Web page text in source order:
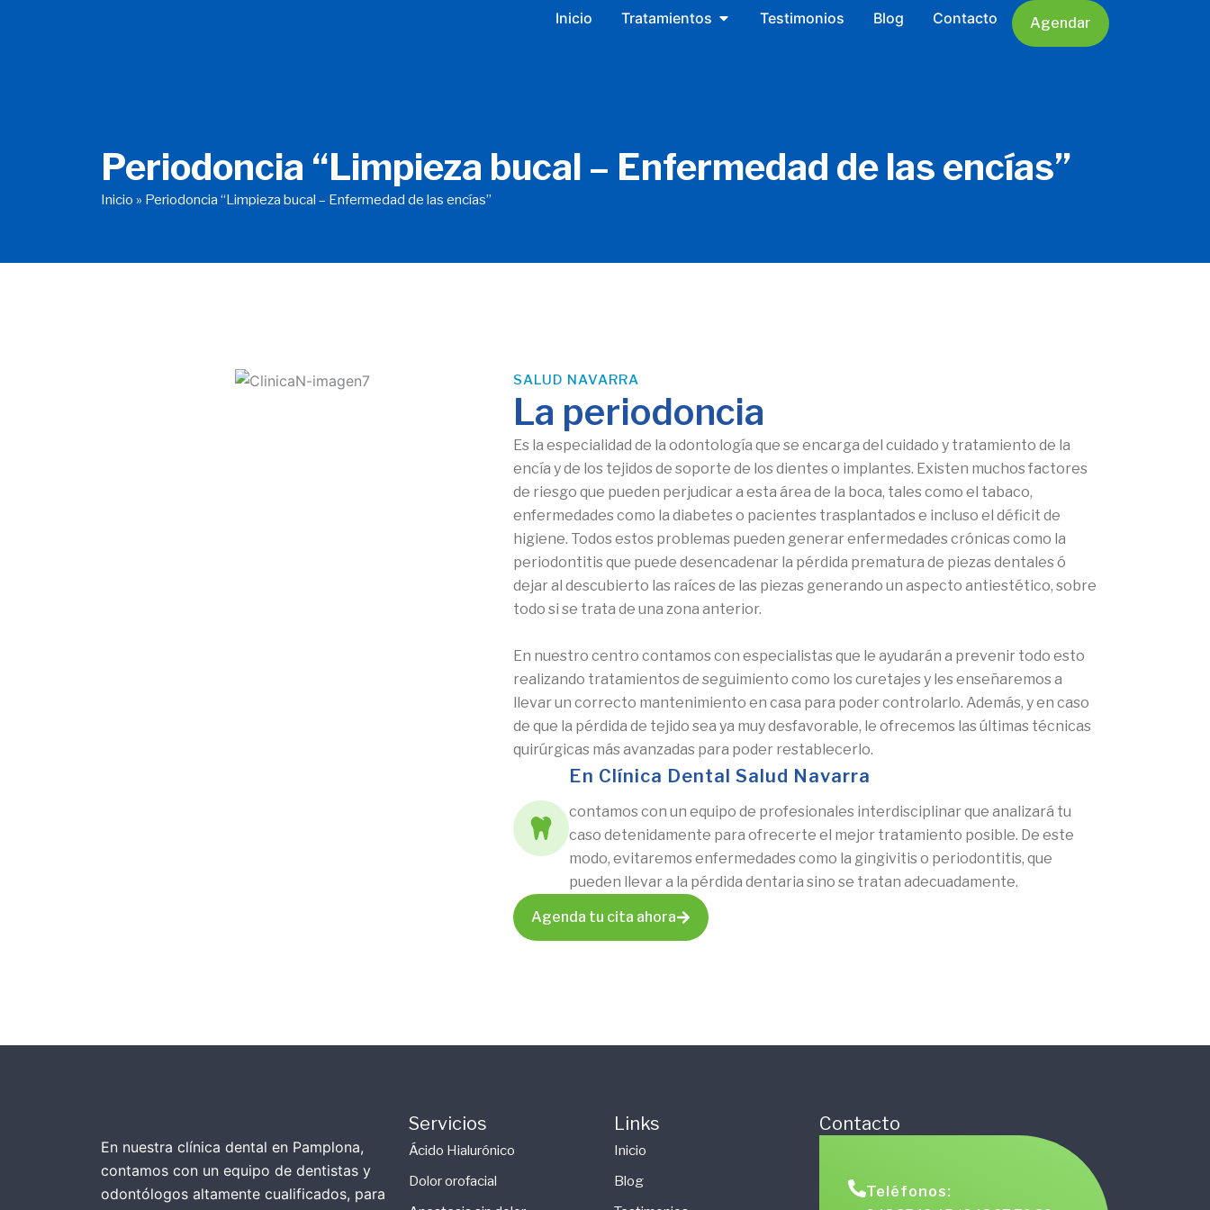
Inicio Tratamientos Open Tratamientos
Testimonios Blog Contacto Agendar
Periodoncia “Limpieza bucal – Enfermedad de las encías”
Inicio » Periodoncia “Limpieza bucal – Enfermedad de las encías”
SALUD NAVARRA
La periodoncia
Es la especialidad de la odontología que se encarga del cuidado y tratamiento de la
encía y de los tejidos de soporte de los dientes o implantes. Existen muchos factores
de riesgo que pueden perjudicar a esta área de la boca, tales como el tabaco,
enfermedades como la diabetes o pacientes trasplantados e incluso el déficit de
higiene. Todos estos problemas pueden generar enfermedades crónicas como la
periodontitis que puede desencadenar la pérdida prematura de piezas dentales ó
dejar al descubierto las raíces de las piezas generando un aspecto antiestético, sobre
todo si se trata de una zona anterior.
En nuestro centro contamos con especialistas que le ayudarán a prevenir todo esto
realizando tratamientos de seguimiento como los curetajes y les enseñaremos a
llevar un correcto mantenimiento en casa para poder controlarlo. Además, y en caso
de que la pérdida de tejido sea ya muy desfavorable, le ofrecemos las últimas técnicas
quirúrgicas más avanzadas para poder restablecerlo.
En Clínica Dental Salud Navarra
contamos con un equipo de profesionales interdisciplinar que analizará tu
caso detenidamente para ofrecerte el mejor tratamiento posible. De este
modo, evitaremos enfermedades como la gingivitis o periodontitis, que
pueden llevar a la pérdida dentaria sino se tratan adecuadamente.
Agenda tu cita ahora
En nuestra clínica dental en Pamplona,
contamos con un equipo de dentistas y
odontólogos altamente cualificados, para
Servicios
Ácido Hialurónico
Dolor orofacial
Links
Inicio
Blog
Contacto
Teléfonos: